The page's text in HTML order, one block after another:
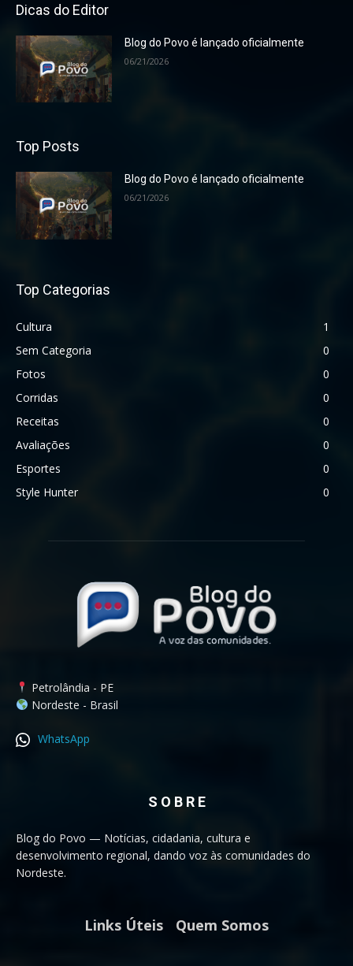
Dicas do Editor
Blog do Povo é lançado oficialmente
06/21/2026
Top Posts
Blog do Povo é lançado oficialmente
06/21/2026
Top Categorias
Cultura
1
Sem Categoria
0
Fotos
0
Corridas
0
Receitas
0
Avaliações
0
Esportes
0
Style Hunter
0
Petrolândia - PE
Nordeste - Brasil
WhatsApp
S O B R E
Blog do Povo — Notícias, cidadania, cultura e
desenvolvimento regional, dando voz às comunidades do
Nordeste.
Links Úteis Quem Somos